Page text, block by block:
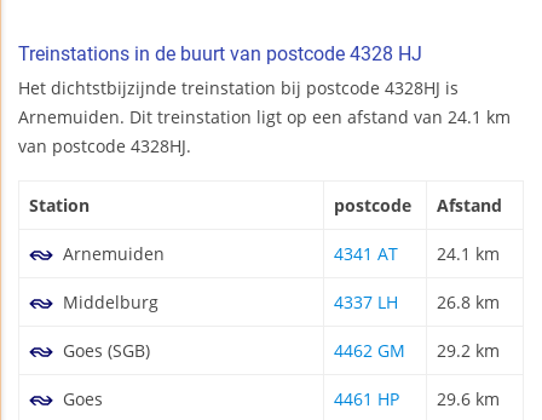
Treinstations in de buurt van postcode 4328 HJ
Het dichtstbijzijnde treinstation bij postcode 4328HJ is
Arnemuiden. Dit treinstation ligt op een afstand van 24.1 km
van postcode 4328HJ.
Station postcode Afstand
Arnemuiden 4341 AT 24.1 km
Middelburg 4337 LH 26.8 km
Goes (SGB) 4462 GM 29.2 km
Goes 4461 HP 29.6 km